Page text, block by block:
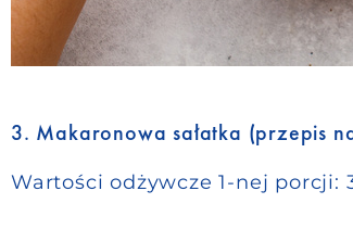
3. Makaronowa sałatka (przepis
Wartości odżywcze 1-nej porcji: